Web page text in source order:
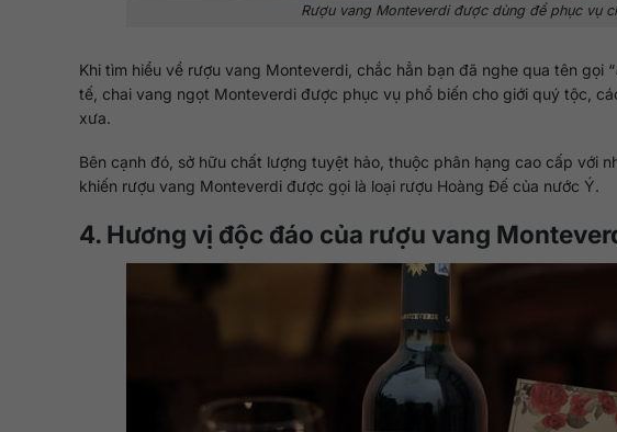
Rượu vang Monteverdi được dùng để phục vụ
Khi tìm hiểu về rượu vang Monteverdi, chắc hẳn bạn đã nghe qua tên gọi “
tế, chai vang ngọt Monteverdi được phục vụ phổ biến cho giới quý tộc,
xưa.
Bên cạnh đó, sở hữu chất lượng tuyệt hảo, thuộc phân hạng cao cấp với
khiến rượu vang Monteverdi được gọi là loại rượu Hoàng Đế của nước Ý.
4. Hương vị độc đáo của rượu vang